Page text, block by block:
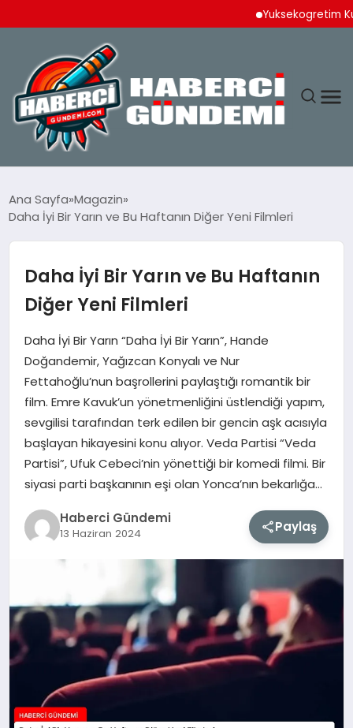
Yuksekogretim
YAŞAM
SPOR
EKONOMI
DÜNYA
MAGAZIN
EĞITIM
SAĞLIK
TEKNOLOJI
Ana Sayfa Magazin
Daha İyi Bir Yarın ve Bu Haftanın Diğer Yeni Filmleri
Daha İyi Bir Yarın ve Bu Haftanın
Diğer Yeni Filmleri
Daha İyi Bir Yarın “Daha İyi Bir Yarın”, Hande
Doğandemir, Yağızcan Konyalı ve Nur
Fettahoğlu’nun başrollerini paylaştığı romantik bir
film. Emre Kavuk’un yönetmenliğini üstlendiği yapım,
sevgilisi tarafından terk edilen bir gencin aşk acısıyla
başlayan hikayesini konu alıyor. Veda Partisi “Veda
Partisi”, Ufuk Cebeci’nin yönettiği bir komedi filmi. Bir
siyasi parti başkanının eşi olan Yonca’nın bekarlığa…
Haberci Gündemi
13 Haziran 2024 Paylaş